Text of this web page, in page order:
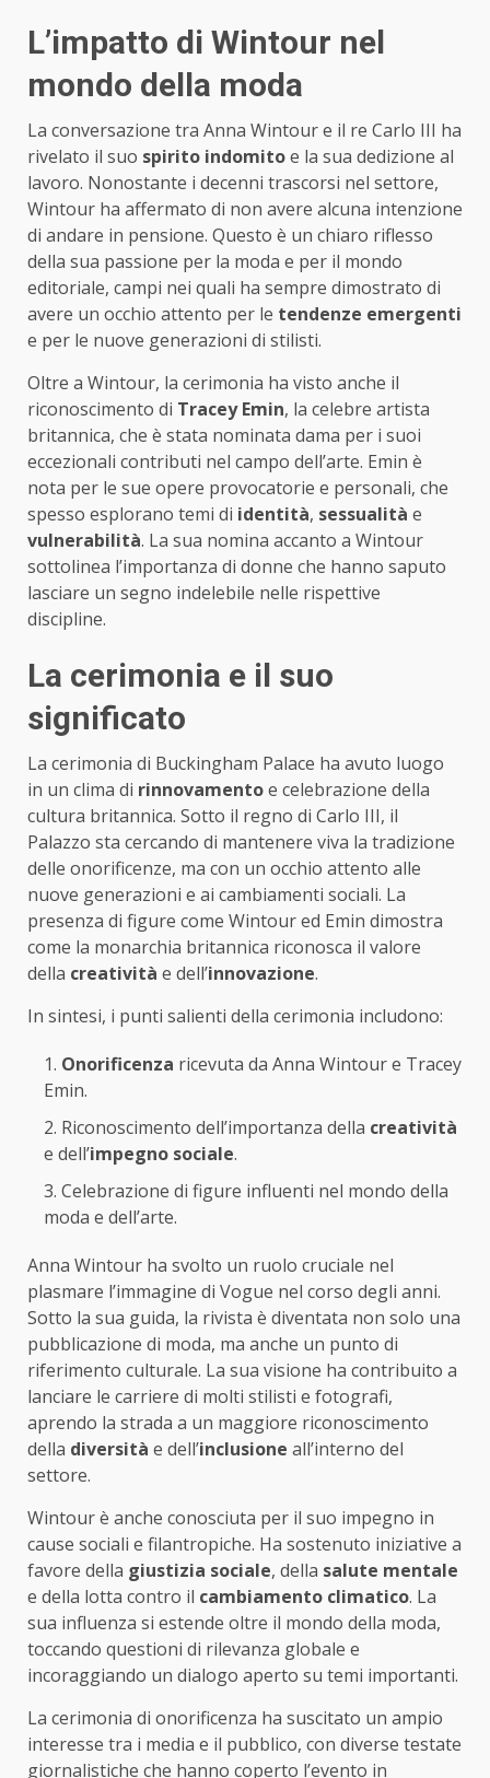
L’impatto di Wintour nel
mondo della moda
La conversazione tra Anna Wintour e il re Carlo III ha
rivelato il suo spirito indomitoe la sua dedizione al
lavoro. Nonostante i decenni trascorsi nel settore,
Wintour ha affermato di non avere alcuna intenzione
di andare in pensione. Questo è un chiaro riflesso
della sua passione per la moda e per il mondo
editoriale, campi nei quali ha sempre dimostrato di
avere un occhio attento per le tendenze emergenti
e per le nuove generazioni di stilisti.
Oltre a Wintour, la cerimonia ha visto anche il
riconoscimento di Tracey Emin, la celebre artista
britannica, che è stata nominata dama per i suoi
eccezionali contributi nel campo dell’arte. Emin è
nota per le sue opere provocatorie e personali, che
spesso esplorano temi di identità, sessualità e
vulnerabilità. La sua nomina accanto a Wintour
sottolinea l’importanza di donne che hanno saputo
lasciare un segno indelebile nelle rispettive
discipline.
La cerimonia e il suo
significato
La cerimonia di Buckingham Palace ha avuto luogo
in un clima di rinnovamentoe celebrazione della
cultura britannica. Sotto il regno di Carlo III, il
Palazzo sta cercando di mantenere viva la tradizione
delle onorificenze, ma con un occhio attento alle
nuove generazioni e ai cambiamenti sociali. La
presenza di figure come Wintour ed Emin dimostra
come la monarchia britannica riconosca il valore
della creatività e dell’innovazione.
In sintesi, i punti salienti della cerimonia includono:
Onorificenza ricevuta da Anna Wintour e Tracey
Emin.
Riconoscimento dell’importanza della creatività
e dell’impegno sociale.
Celebrazione di figure influenti nel mondo della
moda e dell’arte.
Anna Wintour ha svolto un ruolo cruciale nel
plasmare l’immagine di Vogue nel corso degli anni.
Sotto la sua guida, la rivista è diventata non solo una
pubblicazione di moda, ma anche un punto di
riferimento culturale. La sua visione ha contribuito a
lanciare le carriere di molti stilisti e fotografi,
aprendo la strada a un maggiore riconoscimento
della diversità e dell’inclusione all’interno del
settore.
Wintour è anche conosciuta per il suo impegno in
cause sociali e filantropiche. Ha sostenuto iniziative a
favore della giustizia sociale, della salute mentale
e della lotta contro il cambiamento climatico. La
sua influenza si estende oltre il mondo della moda,
toccando questioni di rilevanza globale e
incoraggiando un dialogo aperto su temi importanti.
La cerimonia di onorificenza ha suscitato un ampio
interesse tra i media e il pubblico, con diverse testate
giornalistiche che hanno coperto l’evento in